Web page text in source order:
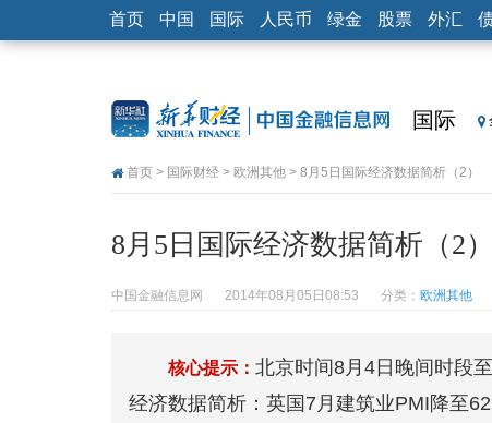
首页 中国 国际 人民币 绿金 股票 外汇
国际
首页 > 国际财经 > 欧洲其他 > 8月5日国际经济数据简析（2）
8月5日国际经济数据简析（2）
中国金融信息网 2014年08月05日08:53 分类： 欧洲其他
核心提示： 北京时间8月4日晚间时段
经济数据简析：英国7月建筑业PMI降至